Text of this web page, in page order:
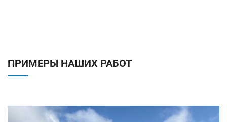
ПРИМЕРЫ НАШИХ РАБОТ